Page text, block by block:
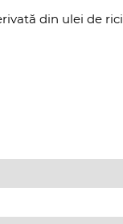
din ulei de